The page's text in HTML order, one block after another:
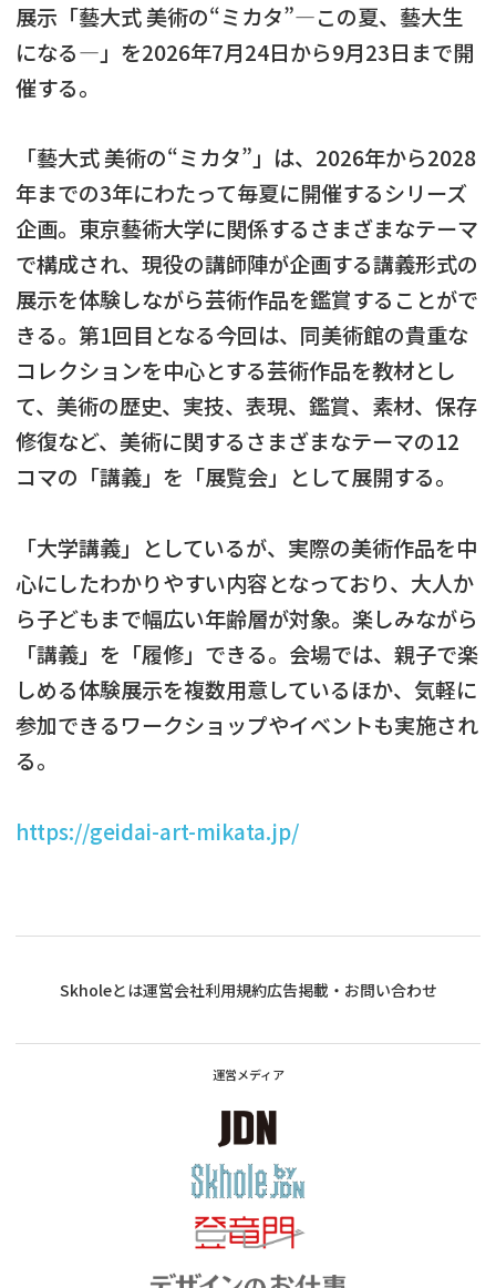
展示「藝大式 美術の“ミカタ”―この夏、藝大生
になる―」を2026年7月24日から9月23日まで開
催する。
「藝大式 美術の“ミカタ”」は、2026年から2028
年までの3年にわたって毎夏に開催するシリーズ
企画。東京藝術大学に関係するさまざまなテーマ
で構成され、現役の講師陣が企画する講義形式の
展示を体験しながら芸術作品を鑑賞することがで
きる。第1回目となる今回は、同美術館の貴重な
コレクションを中心とする芸術作品を教材とし
て、美術の歴史、実技、表現、鑑賞、素材、保存
修復など、美術に関するさまざまなテーマの12
コマの「講義」を「展覧会」として展開する。
「大学講義」としているが、実際の美術作品を中
心にしたわかりやすい内容となっており、大人か
ら子どもまで幅広い年齢層が対象。楽しみながら
「講義」を「履修」できる。会場では、親子で楽
しめる体験展示を複数用意しているほか、気軽に
参加できるワークショップやイベントも実施され
る。
https://geidai-art-mikata.jp/
Skholeとは運営会社利用規約広告掲載・お問い合わせ
運営メディア